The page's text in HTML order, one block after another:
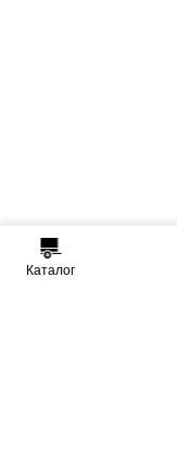
Каталог